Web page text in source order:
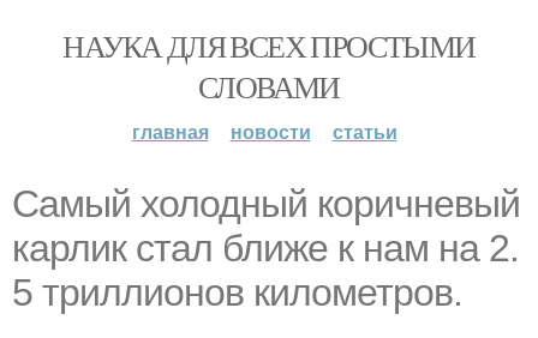
НАУКА ДЛЯ ВСЕХ ПРОСТЫМИ
СЛОВАМИ
главная новости статьи
Самый холодный коричневый
карлик стал ближе к нам на 2.
5 триллионов километров.